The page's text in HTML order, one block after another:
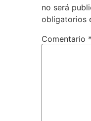
no será
obligatorios
Comentario *